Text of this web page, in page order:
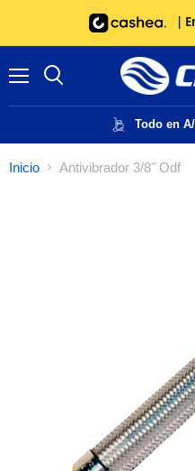
|
Todo en
Inicio Antivibrador 3/8" Odf